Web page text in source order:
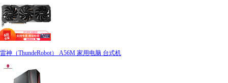
雷神（ThundeRobot） A56M 家用电脑 台式机